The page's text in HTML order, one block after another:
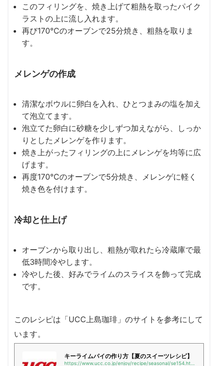
このフィリングを、焼き上げて粗熱を取ったパイク
ラストの上に流し入れます。
再び170℃のオーブンで25分焼き、粗熱を取りま
す。
メレンゲの作成
清潔なボウルに卵白を入れ、ひとつまみの塩を加え
て泡立てます。
泡立てた卵白に砂糖を少しずつ加えながら、しっか
りとしたメレンゲを作ります。
焼き上がったフィリングの上にメレンゲを均等に広
げます。
再度170℃のオーブンで5分焼き、メレンゲに軽く
焼き色を付けます。
冷却と仕上げ
オーブンから取り出し、粗熱が取れたら冷蔵庫で最
低3時間冷やします。
冷やした後、好みでライムのスライスを飾って完成
です。
このレシピは「UCC上島珈琲」のサイトを参考にして
います。
キーライムパイの作り方【夏のスイーツレシピ】